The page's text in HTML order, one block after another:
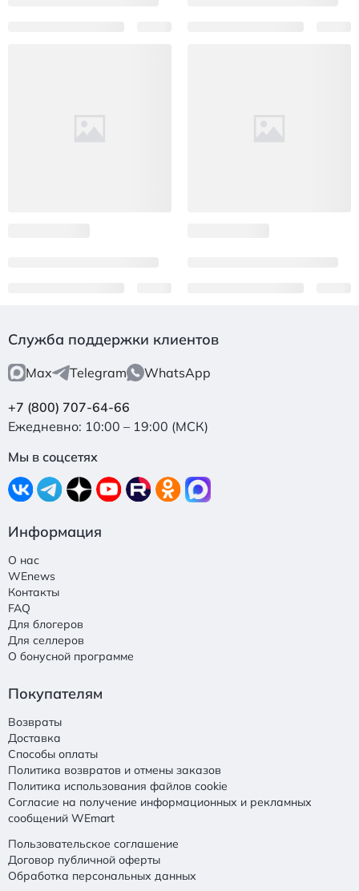
Служба поддержки клиентов
Max Telegram WhatsApp
+7 (800) 707-64-66
Ежедневно: 10:00 – 19:00 (МСК)
Мы в соцсетях
Информация
О нас
WEnews
Контакты
FAQ
Для блогеров
Для селлеров
О бонусной программе
Покупателям
Возвраты
Доставка
Способы оплаты
Политика возвратов и отмены заказов
Политика использования файлов cookie
Согласие на получение информационных и рекламных
сообщений WEmart
Пользовательское соглашение
Договор публичной оферты
Обработка персональных данных